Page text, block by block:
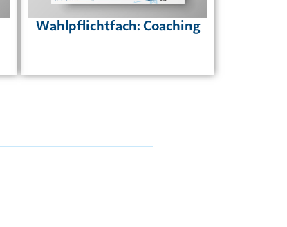
Wahlpflichtfach: Coaching